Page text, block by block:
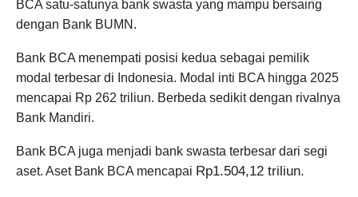
BCA satu-satunya bank swasta yang mampu bersaing
dengan Bank BUMN.
Bank BCA menempati posisi kedua sebagai pemilik
modal terbesar di Indonesia. Modal inti BCA hingga 2025
mencapai Rp 262 triliun. Berbeda sedikit dengan rivalnya
Bank Mandiri.
Bank BCA juga menjadi bank swasta terbesar dari segi
aset. Aset Bank BCA mencapai Rp1.504,12 triliun.